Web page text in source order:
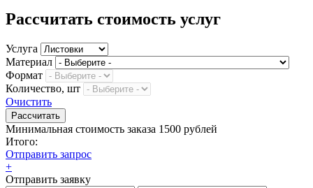
Рассчитать стоимость услуг
Услуга
Материал
Формат
Количество, шт
Очистить
Минимальная стоимость заказа 1500 рублей
Итого:
Отправить запрос
+
Отправить заявку